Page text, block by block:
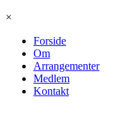
×
Forside
Om
Arrangementer
Medlem
Kontakt